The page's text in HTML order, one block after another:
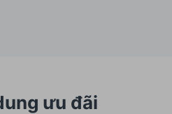
ưu đãi